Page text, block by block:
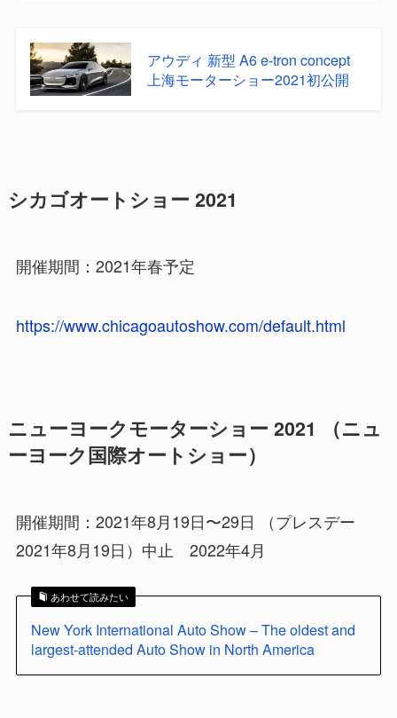
アウディ 新型 A6 e-tron concept
上海モーターショー2021初公開
シカゴオートショー 2021
開催期間：2021年春予定
https://www.chicagoautoshow.com/default.html
ニューヨークモーターショー 2021 （ニュ
ーヨーク国際オートショー）
開催期間：2021年8月19日〜29日 （プレスデー
2021年8月19日）中止 2022年4月
あわせて読みたい
New York International Auto Show – The oldest and
largest-attended Auto Show in North America